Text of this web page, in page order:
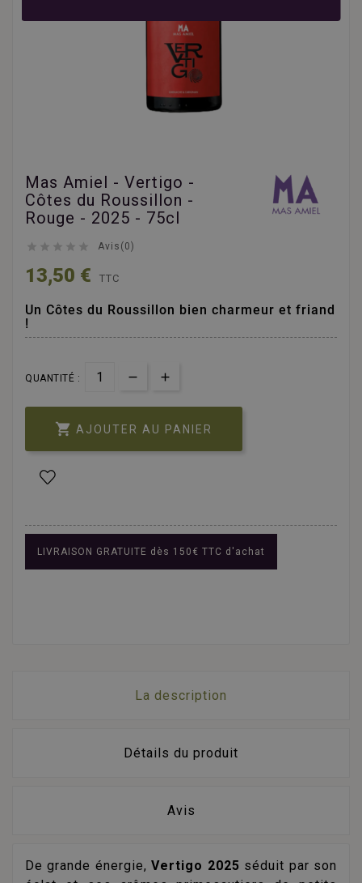
Mas Amiel - Vertigo -
Côtes du Roussillon -
Rouge - 2025 - 75cl
     Avis(0)
13,50 € TTC
Un Côtes du Roussillon bien charmeur et friand
!
QUANTITÉ :
 AJOUTER AU PANIER
LIVRAISON GRATUITE dès 150€ TTC d'achat
La description
Détails du produit
Avis
De grande énergie,Vertigo 2025 séduit par son